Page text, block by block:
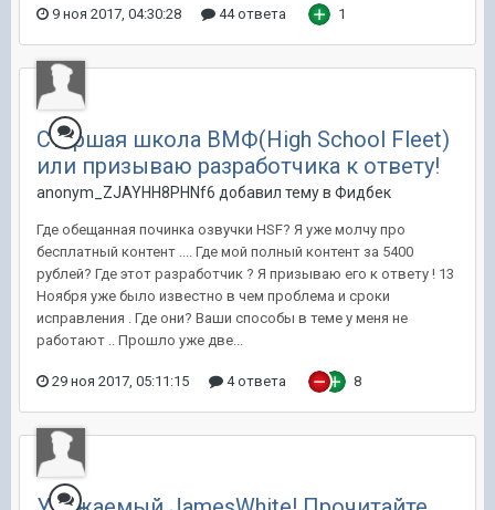
9 ноя 2017, 04:30:28 44 ответа 1
Старшая школа ВМФ(High School Fleet)
или призываю разработчика к ответу!
anonym_ZJAYHH8PHNf6 добавил тему в Фидбек
Где обещанная починка озвучки HSF? Я уже молчу про
бесплатный контент .... Где мой полный контент за 5400
рублей? Где этот разработчик ? Я призываю его к ответу ! 13
Ноября уже было известно в чем проблема и сроки
исправления . Где они? Ваши способы в теме у меня не
работают .. Прошло уже две...
29 ноя 2017, 05:11:15 4 ответа 8